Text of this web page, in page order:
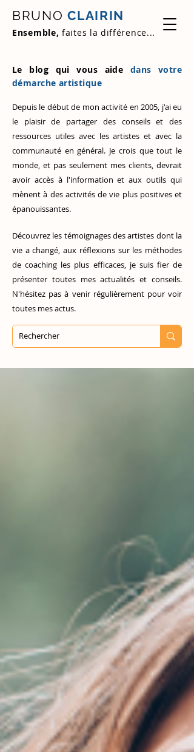
BRUNO CLAIRIN
Ensemble, faites la différence...
Le blog qui vous aide dans votre
démarche artistique
Depuis le début de mon activité en 2005, j'ai eu
le plaisir de partager des conseils et des
ressources utiles avec les artistes et avec la
communauté en général. Je crois que tout le
monde, et pas seulement mes clients, devrait
avoir accès à l'information et aux outils qui
mènent à des activités de vie plus positives et
épanouissantes.
Découvrez les témoignages des artistes dont la
vie a changé, aux réflexions sur les méthodes
de coaching les plus efficaces, je suis fier de
présenter toutes mes actualités et conseils.
N'hésitez pas à venir régulièrement pour voir
toutes mes actus.